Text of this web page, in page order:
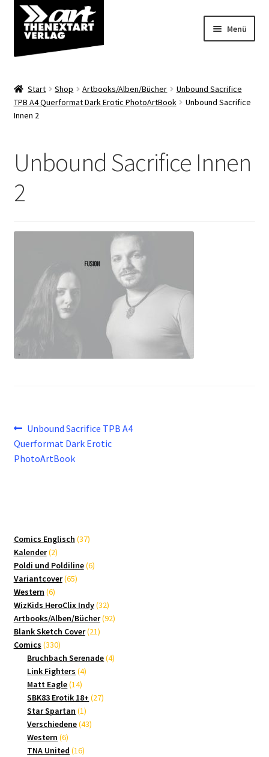
Zur
Navigation
springen
Zum
Inhalt
springen
Menü
Shop
Start Shop Artbooks/Alben/Bücher
Unbound Sacrifice
TPB A4 Querformat Dark Erotic PhotoArtBook
Unbound Sacrifice
Innen 2
Unbound Sacrifice Innen
2
Beitragsnavigation
Vorheriger
Beitrag:
Unbound Sacrifice TPB A4
Querformat Dark Erotic
PhotoArtBook
Comics Englisch 3737
Kalender 22
Produkte
Poldi und Poldiline 66
Variantcover 6565
Western 66
Produkte
WizKids HeroClix Indy 3232
Produkte
Artbooks/Alben/Bücher 9292
Blank Sketch Cover 2121
Comics 330330
Produkte
Bruchbach Serenade 44
Link Fighters 44
Matt Eagle 1414
Produkte
SBK83 Erotik 18+ 2727
Star Spartan 11
Produkt
Verschiedene 4343
Western 66
Produkte
TNA United 1616